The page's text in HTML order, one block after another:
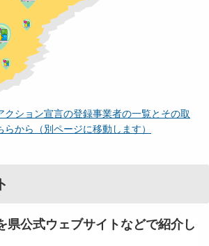
クション宣言の登録事業者の一覧とその取
から（別ページに移動します）
県公式ウェブサイトなどで紹介し